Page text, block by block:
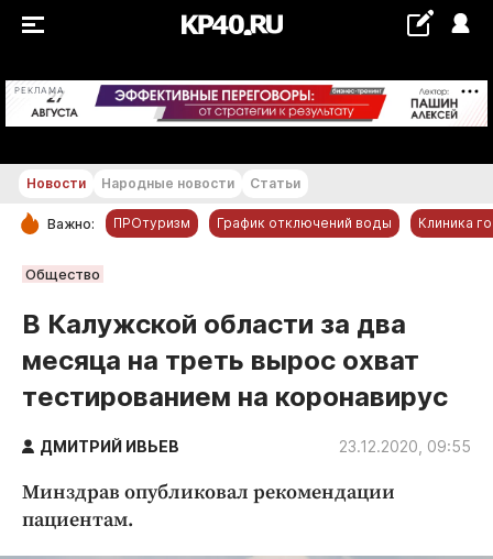
РЕКЛАМА +21...+22 °С
РУБРИКИ
Новости компаний
Статьи
Народные новости
Авто и транспорт
Криминал
Новости Народные новости Статьи
Важно: ПРОтуризм График отключений воды Клиника
Общество
В Калужской области за два
месяца на треть вырос охват
тестированием на коронавирус
ДМИТРИЙ ИВЬЕВ 23.12.2020, 09:55
Минздрав опубликовал рекомендации
пациентам.